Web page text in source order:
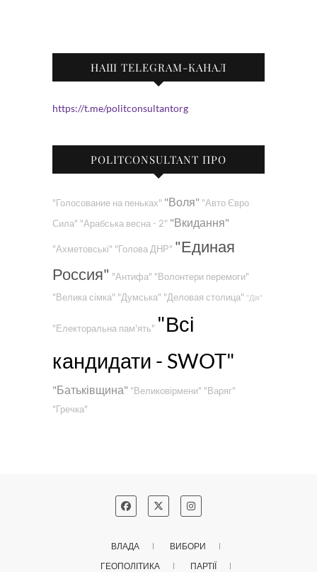
НАШ TELEGRAM-КАНАЛ
https://t.me/politconsultantorg
POLITCONSULTANT ПРО
"Голосование на пеньках" "Воля" "Авто Євро
Сила" "Арабська весна - 2" "Вкидання"
"Ахметовські" "Голова ДНР" "Единая
Россия" "Антифа" "Волонтери перемоги"
"Велика сімка" "Думська" "Деловая столица" "Дія"
"Електоральна пам'ять" "Всі
кандидати - SWOT"
"Батьківщина" "Великовірмени" "Варяг"
"Гречка"
ВЛАДА
ВИБОРИ
ГЕОПОЛІТИКА
ПАРТІЇ